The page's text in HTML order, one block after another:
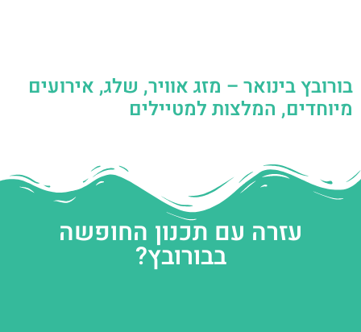
בורובץ בינואר – מזג אוויר, שלג, אירועים
מיוחדים, המלצות למטיילים
עזרה עם תכנון החופשה
בבורובץ?